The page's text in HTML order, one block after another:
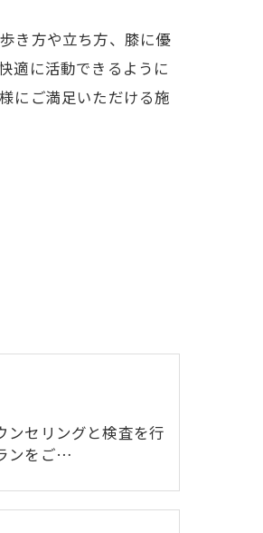
き方や立ち方、膝に優
適に活動できるように
にご満足いただける施
ンセリングと検査を行
ンをご…